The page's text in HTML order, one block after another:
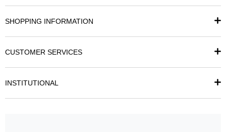
SHOPPING INFORMATION
CUSTOMER SERVICES
INSTITUTIONAL